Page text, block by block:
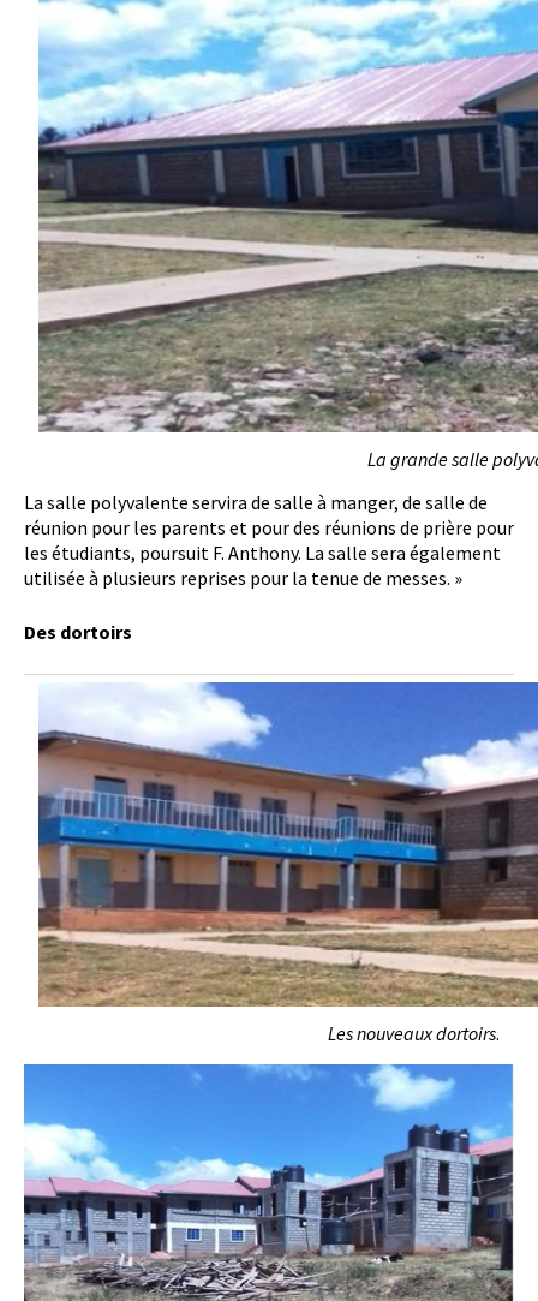
La grande salle
La salle polyvalente servira de salle à manger, de salle de
réunion pour les parents et pour des réunions de prière pour
les étudiants, poursuit F. Anthony. La salle sera également
utilisée à plusieurs reprises pour la tenue de messes. »
Des dortoirs
Les nouveaux dortoirs.